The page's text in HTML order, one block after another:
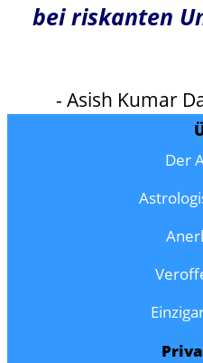
bei riskanten
- Asish Kumar
Der